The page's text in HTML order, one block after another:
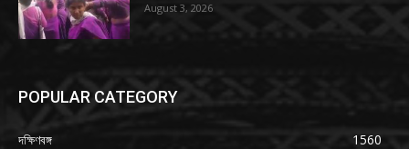
August 3, 2026
POPULAR CATEGORY
দক্ষিণবঙ্গ
1560